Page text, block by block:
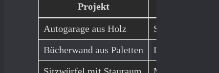
Projekt
Autogarage aus Holz
Sperrholz,
Bücherwand aus Paletten
Sitzwürfel mit Stauraum
MDF-Platten,